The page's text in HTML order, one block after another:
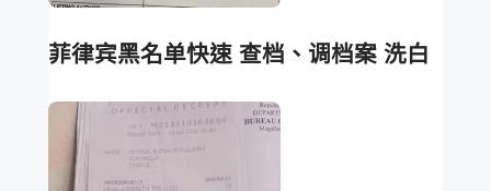
菲律宾黑名单快速 查档、调档案 洗白